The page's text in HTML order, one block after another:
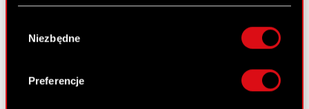
lokalizacji geograficznej z dokładnością nawet
Identyfikować Twoje urządzenie, aktywnie
analizując charakteryzującego je zbiory
zgody
Niezbędne
Preferencje
Grupa Kapitałowa
Nasz biznes
Zrównoważony rozwój